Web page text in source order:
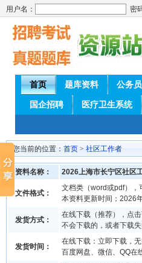
用户名： 密
首页 题库资料 公务员
国企招聘 医疗卫生系统
您当前的位置： 首页 > 社区工作者
资料名称： 2026上海市长宁区社区
文件格式：
文档类（word或pdf），
本资料更新时间；2026
发货方式：
在线下载（推荐），点
不会下载的，或者下载
发货时间：
在线下载：立即下载，无
百度网盘、微信、QQ在